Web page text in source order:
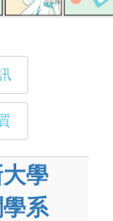
學
系